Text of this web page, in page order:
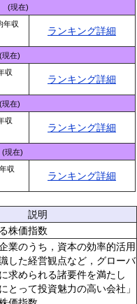
(現在)
年収
ランキング詳細
(現在)
収
ランキング詳細
(現在)
収
ランキング詳細
(現在)
収
ランキング詳細
説明
株価指数
業のうち，資本の効率的活用
した経営観点など，グローバ
求められる諸要件を満たし
とって投資魅力の高い会社」